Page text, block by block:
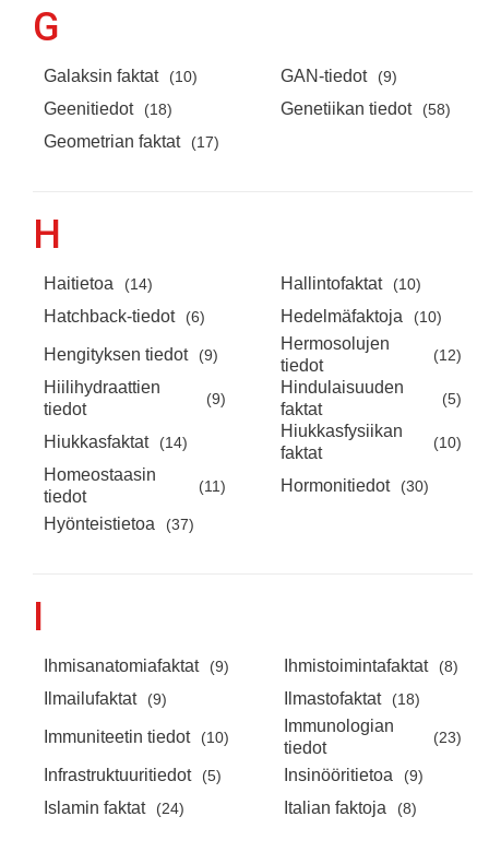
G
Galaksin faktat (10) GAN-tiedot (9)
Geenitiedot (18) Genetiikan tiedot (58)
Geometrian faktat (17)
H
Haitietoa (14) Hallintofaktat (10)
Hatchback-tiedot (6) Hedelmäfaktoja (10)
Hengityksen tiedot (9)
Hermosolujen
tiedot
(12)
Hiilihydraattien
tiedot
(9)
Hindulaisuuden
faktat
(5)
Hiukkasfaktat (14)
Hiukkasfysiikan
faktat
(10)
Homeostaasin
tiedot
(11) Hormonitiedot (30)
Hyönteistietoa (37)
I
Ihmisanatomiafaktat (9) Ihmistoimintafaktat (8)
Ilmailufaktat (9) Ilmastofaktat (18)
Immuniteetin tiedot (10)
Immunologian
tiedot
(23)
Infrastruktuuritiedot (5) Insinööritietoa (9)
Islamin faktat (24) Italian faktoja (8)